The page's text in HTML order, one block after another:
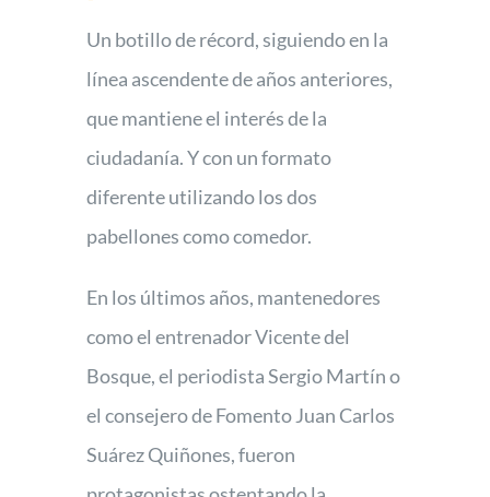
Un botillo de récord, siguiendo en la
línea ascendente de años anteriores,
que mantiene el interés de la
ciudadanía. Y con un formato
diferente utilizando los dos
pabellones como comedor.
En los últimos años, mantenedores
como el entrenador Vicente del
Bosque, el periodista Sergio Martín o
el consejero de Fomento Juan Carlos
Suárez Quiñones, fueron